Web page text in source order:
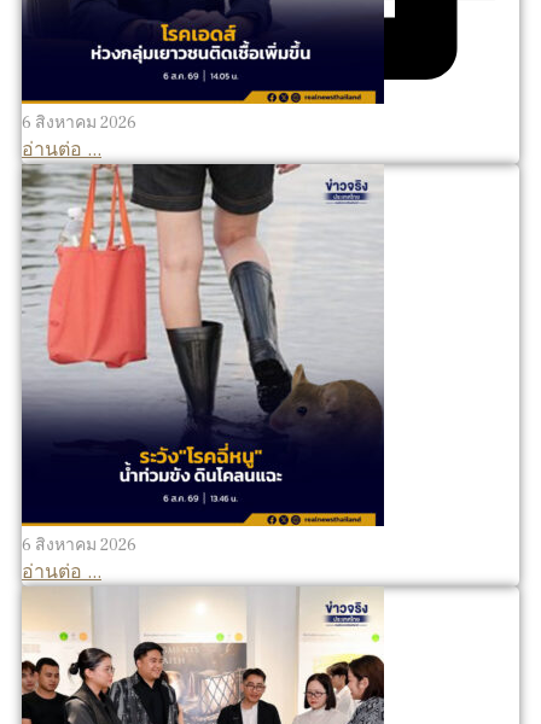
6 สิงหาคม 2026
อ่านต่อ ...
6 สิงหาคม 2026
อ่านต่อ ...